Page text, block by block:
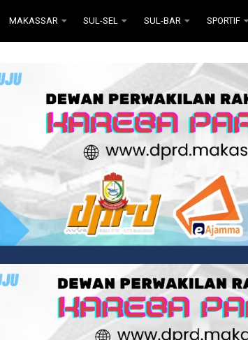
MAKASSAR SUL-SEL SUL-BAR SPORTIF